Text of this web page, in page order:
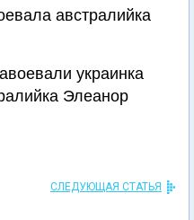
австралийка
украинка
Элеанор
СЛЕДУЮЩАЯ СТАТЬЯ